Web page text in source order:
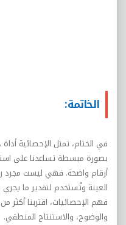
الخاتمة:
في الختام، تمثل الإحصائية
بصورة مبسطة تساعدنا على
أرقام واضحة. فهي ليست مجرد
العينة وتُستخدم لتقدير ما
فهم الإحصائيات، اقتربنا أكثر
والوضوح، والاستنتاج المنطقي.